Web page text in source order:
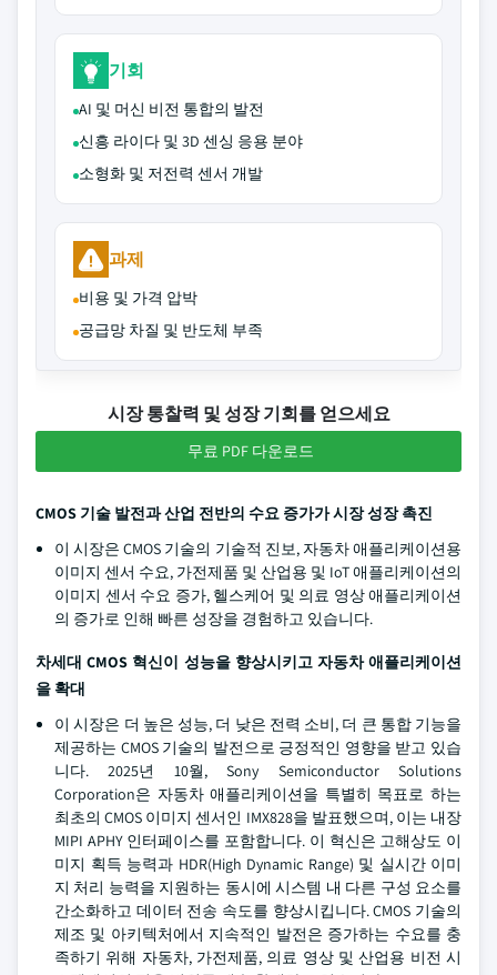
기회
AI 및 머신 비전 통합의 발전
신흥 라이다 및 3D 센싱 응용 분야
소형화 및 저전력 센서 개발
과제
비용 및 가격 압박
공급망 차질 및 반도체 부족
시장 통찰력 및 성장 기회를 얻으세요
무료 PDF 다운로드
CMOS 기술 발전과 산업 전반의 수요 증가가 시장 성장 촉진
이 시장은 CMOS 기술의 기술적 진보, 자동차 애플리케이션용
이미지 센서 수요, 가전제품 및 산업용 및 IoT 애플리케이션의
이미지 센서 수요 증가, 헬스케어 및 의료 영상 애플리케이션
의 증가로 인해 빠른 성장을 경험하고 있습니다.
차세대 CMOS 혁신이 성능을 향상시키고 자동차 애플리케이션
을 확대
이 시장은 더 높은 성능, 더 낮은 전력 소비, 더 큰 통합 기능을
제공하는 CMOS 기술의 발전으로 긍정적인 영향을 받고 있습
니다. 2025년 10월, Sony Semiconductor Solutions
Corporation은 자동차 애플리케이션을 특별히 목표로 하는
최초의 CMOS 이미지 센서인 IMX828을 발표했으며, 이는 내장
MIPI APHY 인터페이스를 포함합니다. 이 혁신은 고해상도 이
미지 획득 능력과 HDR(High Dynamic Range) 및 실시간 이미
지 처리 능력을 지원하는 동시에 시스템 내 다른 구성 요소를
간소화하고 데이터 전송 속도를 향상시킵니다. CMOS 기술의
제조 및 아키텍처에서 지속적인 발전은 증가하는 수요를 충
족하기 위해 자동차, 가전제품, 의료 영상 및 산업용 비전 시